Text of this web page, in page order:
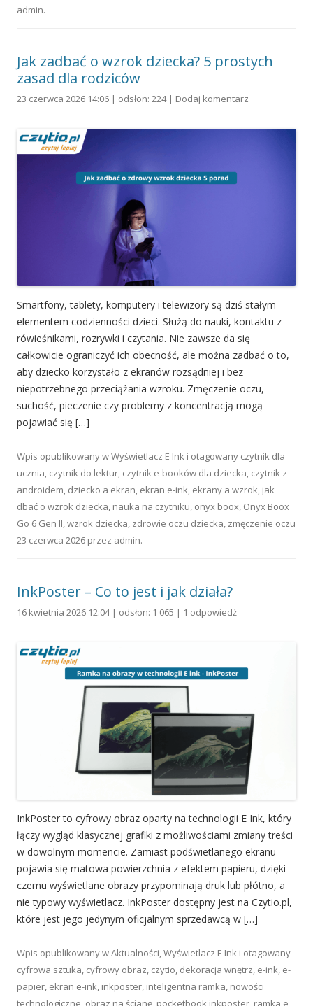
admin.
Jak zadbać o wzrok dziecka? 5 prostych
zasad dla rodziców
23 czerwca 2026 14:06 | odsłon: 224 | Dodaj komentarz
Smartfony, tablety, komputery i telewizory są dziś stałym
elementem codzienności dzieci. Służą do nauki, kontaktu z
rówieśnikami, rozrywki i czytania. Nie zawsze da się
całkowicie ograniczyć ich obecność, ale można zadbać o to,
aby dziecko korzystało z ekranów rozsądniej i bez
niepotrzebnego przeciążania wzroku. Zmęczenie oczu,
suchość, pieczenie czy problemy z koncentracją mogą
pojawiać się […]
Wpis opublikowany wWyświetlacz E Ink i otagowany czytnik dla
ucznia, czytnik do lektur, czytnik e-booków dla dziecka, czytnik z
androidem, dziecko a ekran, ekran e-ink, ekrany a wzrok, jak
dbać o wzrok dziecka, nauka na czytniku, onyx boox, Onyx Boox
Go 6 Gen II,wzrok dziecka, zdrowie oczu dziecka, zmęczenie oczu
23 czerwca 2026 przez admin.
InkPoster – Co to jest i jak działa?
16 kwietnia 2026 12:04 | odsłon: 1 065 | 1 odpowiedź
InkPoster to cyfrowy obraz oparty na technologii E Ink, który
łączy wygląd klasycznej grafiki z możliwościami zmiany treści
w dowolnym momencie. Zamiast podświetlanego ekranu
pojawia się matowa powierzchnia z efektem papieru, dzięki
czemu wyświetlane obrazy przypominają druk lub płótno, a
nie typowy wyświetlacz. InkPoster dostępny jest na Czytio.pl,
które jest jego jedynym oficjalnym sprzedawcą w […]
Wpis opublikowany wAktualności,Wyświetlacz E Ink i otagowany
cyfrowa sztuka, cyfrowy obraz, czytio, dekoracja wnętrz, e-ink, e-
papier, ekran e-ink, inkposter, inteligentna ramka, nowości
technologiczne obraz na ścianę pocketbook inkposter ramka e